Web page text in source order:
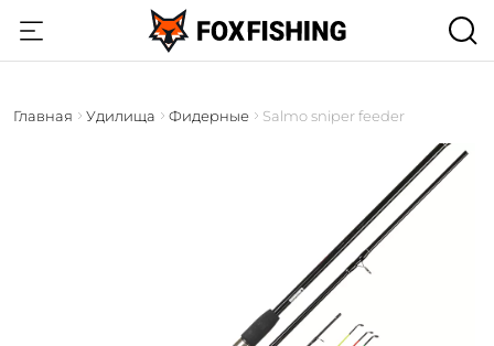
Главная Удилища Фидерные Salmo sniper feeder